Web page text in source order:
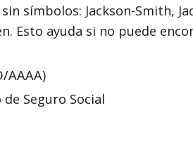
símbolos: Jackson-Smith,
Esto ayuda si no puede
AAAA)
Seguro Social